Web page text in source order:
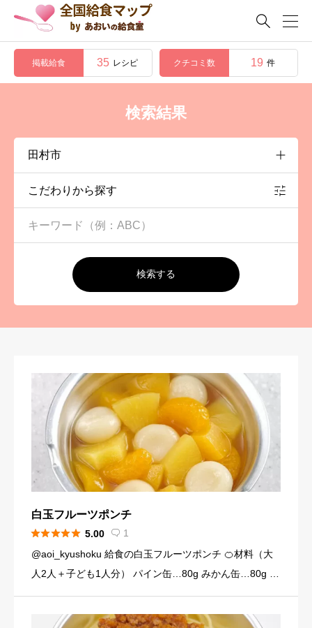

掲載給食 35 レシピ クチコミ数 19 件
検索結果
こだわりから探す
検索する
白玉フルーツポンチ
 5.00  1
@aoi_kyushoku 給食の白玉フルーツポンチ 🍊材料（大
人2人＋子ども1人分） パイン缶…80g みかん缶…80g 黄
4g） （白玉団子） 白玉粉… […]